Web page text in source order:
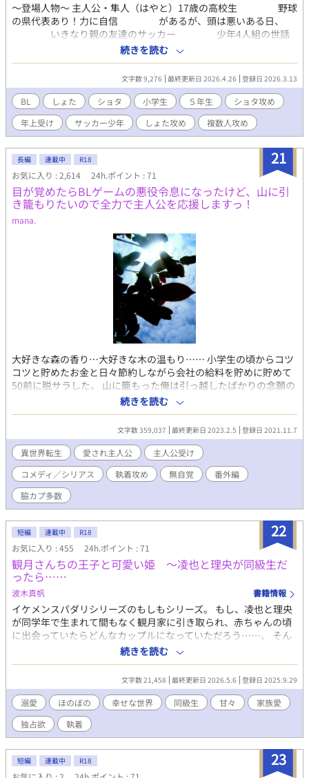
〜登場人物〜 主人公・隼人（はやと）17歳の高校生 野球
の県代表あり！力に自信 があるが、頭は悪いある日、
いきなり親の友達のサッカー 少年4人組の世話
を見ること になった。 〜小学生〜 翔太（しょうた） ５
年生・身長147cm、38kg。右足。利 き足と同じで右の
シュートが 一番得意。去年と一昨年トレセ ンに
選ばれており、プレーではゲ ームメイクとフィニッシ
ュ。試 合中は味方の動きも相手の癖も 全部見え
てる。頭もよく何もか も人より優れている。 陽色（ひい
ろ） ５年生・身長151cm、体重41キロ。左 利き。50m
は6秒2。フィジカ ルは弱いけど瞬発力で全部カバ
ーするタイプ。アイドルって言 われる事がある
が翔太に顔は負 けている。学校にファンクラブ
があるw 空（そら） ５年生・身長145、体重35、背番号
7、 ポジションはトップ下！持ち味 はドリブル
突破、相手抜くのが マジで好き！あと好きな食べ物
はラーメン！ 琉希斗（るきと） ５年生・身長
143cm、体重36キロ。 左利き。握力は32キロ。リフ
ティングの最高記録は4,000 回超えてから数えて
ない。人の 弱いとこ探し。 小学生５年生組はみんなサッ
カークラブに所属しており、みんなトレセン経験があるがしょう
ただけは、次元が違う。みんな顔が整っており、いつも学校では4
人で一緒に行動している。 ここからは何が起こるか、読んでから
続きを読む
文字数 9,276 最終更新日 2026.4.26 登録日 2026.3.13
BL しょた ショタ 小学生 ５年生
ショタ攻め
年上受け
サッカー少年 しょた攻め 複数人攻め
21
長編 連載中 R18
お気に入り : 2,614 24h.ポイント : 71
目が覚めたらBLゲームの悪役令息になったけど、山に引
き籠もりたいので全力で主人公を応援しますっ！
mana.
大好きな森の香り…大好きな木の温もり…… 小学生の頃からコツ
コツと貯めたお金と日々節約しながら会社の給料を貯めに貯めて
50前に脱サラした。 山に籠もった俺は引っ越したばかりの念願の
ログハウスで大好きな木々に囲まれ、大好きな香りに囲まれて俺
は…目を閉じた…はずだった……… アラフィフのオッサンが異世
界BLゲームの悪役令息に転生して7歳〜始まります。 専属使用人
→超無自覚な悪役令息←悪役令息を断罪予定の王子で、悪役令息
が周囲に愛されなお話。 たまにシリアスが入りますが、R18が多
いコメディです。 R18のお話の回は☆を入れてます。 仕事や家
事、育児の合間に作品を書いております。 誤字脱字の報告は、こ
ちらは2作目でまだまだ未熟なのは十分自覚しております。 あま
りにご指摘が集中してしまいますと、気になり過ぎて作品にも支
容赦下さいませ。 ご感想は大歓迎です。 皆さま、温かいご感想を
ありがとうございます。 ただ……ガラスのハートのヘタレなの
で、超甘めにお願い致します。 写真は以前撮ったものです。 風景
写真、動物の写真は趣味で撮っておりますので、今後の作品にも
合うものがあれば載せる予定です。 よろしくお願いします。
✼✼✼✼✼✼✼✼✼✼✼✼✼✼✼✼✼✼✼ 皆様のお陰でHOTランキング
に上がる事が出来ました。 ありがとうございます!!
✼✼✼✼✼✼✼✼✼✼✼✼✼✼✼✼✼✼✼ 2022/4/14 お陰様で、本編
を完結致しました。 番外編の公開予定をしておりますので、番外
編終了後に作品の完結予定をしております。 2022/5/25 お陰様で
番外編も終了致しました。 番外編の中に、その後のお話も含まれ
ております。 ただ、主要メンバーの1人のその後が入っておりま
せんので、その人物のお話はいずれ別のお話として短編で書こう
と思っております。 2022/9/16 お気に入り登録者数2300人突破を
記念致しまして、番外編の公開準備を開始致しました。 書き留め
るために「完結」→「連載中」に戻しております。 中編予定のた
め、ある程度書き留めてから公開とさせて頂きます。 2022/9/22
本日番外編を完結致しました。 ただ、今後もこのような機会を頂
いてまた書くこともあるかも…と、連載中にしております。
続きを読む
文字数 359,037 最終更新日 2023.2.5 登録日 2021.11.7
異世界転生 愛され主人公
主人公受け
コメディ／シリアス
執着攻め 無自覚
番外編
脇カプ多数
22
短編 連載中 R18
お気に入り : 455 24h.ポイント : 71
観月さんちの王子と可愛い姫 〜凌也と理央が同級生だ
ったら……
波木真帆 書籍情報
イケメンスパダリシリーズのもしもシリーズ。 もし、凌也と理央
が同学年で生まれて間もなく観月家に引き取られ、赤ちゃんの頃
に出会っていたらどんなカップルになっていただろう……。 そん
な妄想が溢れて書いてしまいました。 一話だけのお遊びのはずで
したが、ベビちゃんたちが可愛くてついお話が増えてしまい、こ
れからも増えそうな気がするので独立させてみました。 これで生
まれたてじゃなく幼稚園や小学生時代の二人の様子も書けるか
な〜なんて目論んでいます。 本編シリーズがR18のため、こちら
も念の為つけています。 こちらにR18のお話を投稿するのは成長
してからになりますのでしばらくはありません。 本編をご存知の
方に向けての完全お遊びですので、本編を未読の方はぜひ本編も
合わせてご覧いただければ嬉しいです。
続きを読む
文字数 21,458 最終更新日 2026.5.6 登録日 2025.9.29
溺愛 ほのぼの 幸せな世界 同級生 甘々
家族愛
独占欲
執着
23
短編 連載中 R18